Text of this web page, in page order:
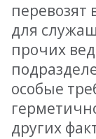
для
прочих
особые
других